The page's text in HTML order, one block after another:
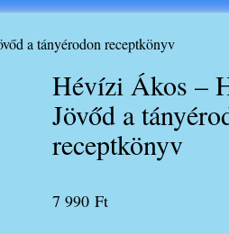
a tányérodon receptkönyv
Hévízi Ákos –
Jövőd a
receptkönyv
7 990 Ft